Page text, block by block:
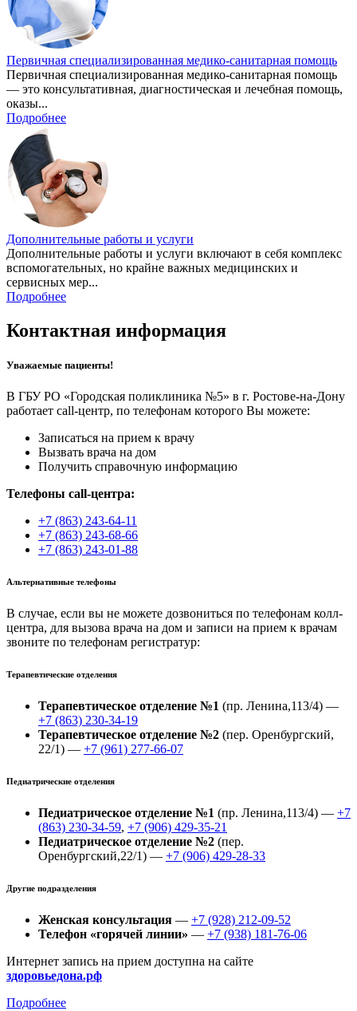
Первичная специализированная медико-санитарная помощь
Первичная специализированная медико-санитарная помощь
— это консультативная, диагностическая и лечебная помощь,
оказы...
Подробнее
Дополнительные работы и услуги
Дополнительные работы и услуги включают в себя комплекс
вспомогательных, но крайне важных медицинских и
сервисных мер...
Подробнее
Контактная информация
Уважаемые пациенты!
В ГБУ РО «Городская поликлиника №5» в г. Ростове-на-Дону
работает call-центр, по телефонам которого Вы можете:
Записаться на прием к врачу
Вызвать врача на дом
Получить справочную информацию
Телефоны call-центра:
+7 (863) 243-64-11
+7 (863) 243-68-66
+7 (863) 243-01-88
Альтернативные телефоны
В случае, если вы не можете дозвониться по телефонам колл-
центра, для вызова врача на дом и записи на прием к врачам
звоните по телефонам регистратур:
Терапевтические отделения
Терапевтическое отделение №1 (пр. Ленина,113/4) —
+7 (863) 230-34-19
Терапевтическое отделение №2 (пер. Оренбургский,
22/1) — +7 (961) 277-66-07
Педиатрические отделения
Педиатрическое отделение №1 (пр. Ленина,113/4) — +7
(863) 230-34-59, +7 (906) 429-35-21
Педиатрическое отделение №2 (пер.
Оренбургский,22/1) — +7 (906) 429-28-33
Другие подразделения
Женская консультация — +7 (928) 212-09-52
Телефон «горячей линии» — +7 (938) 181-76-06
Интернет запись на прием доступна на сайте
здоровьедона.рф
Подробнее